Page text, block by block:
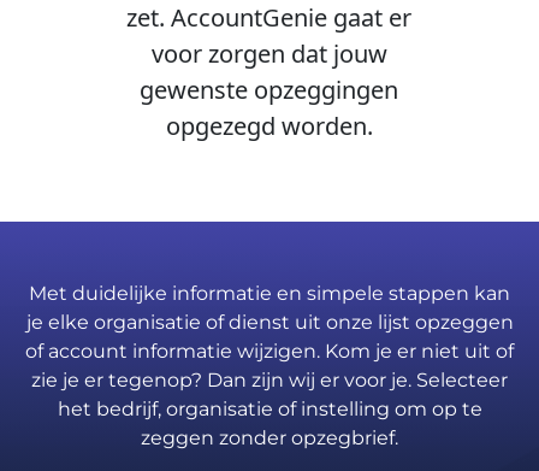
zet. AccountGenie gaat er
voor zorgen dat jouw
gewenste opzeggingen
opgezegd worden.
Met duidelijke informatie en simpele stappen kan
je elke organisatie of dienst uit onze lijst opzeggen
of account informatie wijzigen. Kom je er niet uit of
zie je er tegenop? Dan zijn wij er voor je. Selecteer
het bedrijf, organisatie of instelling om op te
zeggen zonder opzegbrief.